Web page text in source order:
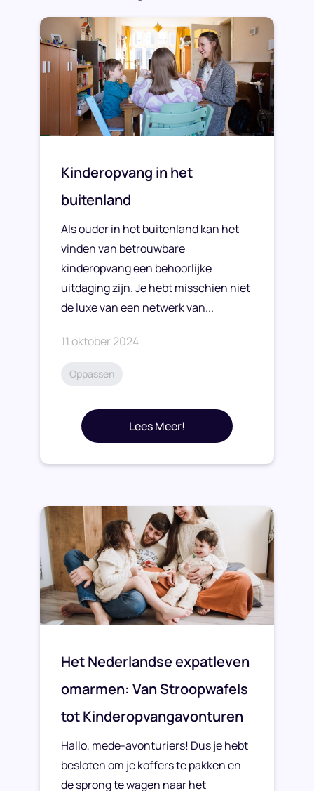
Kinderopvang in het
buitenland
Als ouder in het buitenland kan het
vinden van betrouwbare
kinderopvang een behoorlijke
uitdaging zijn. Je hebt misschien niet
de luxe van een netwerk van...
11 oktober 2024
Oppassen
Lees Meer!
Het Nederlandse expatleven
omarmen: Van Stroopwafels
tot Kinderopvangavonturen
Hallo, mede-avonturiers! Dus je hebt
besloten om je koffers te pakken en
de sprong te wagen naar het